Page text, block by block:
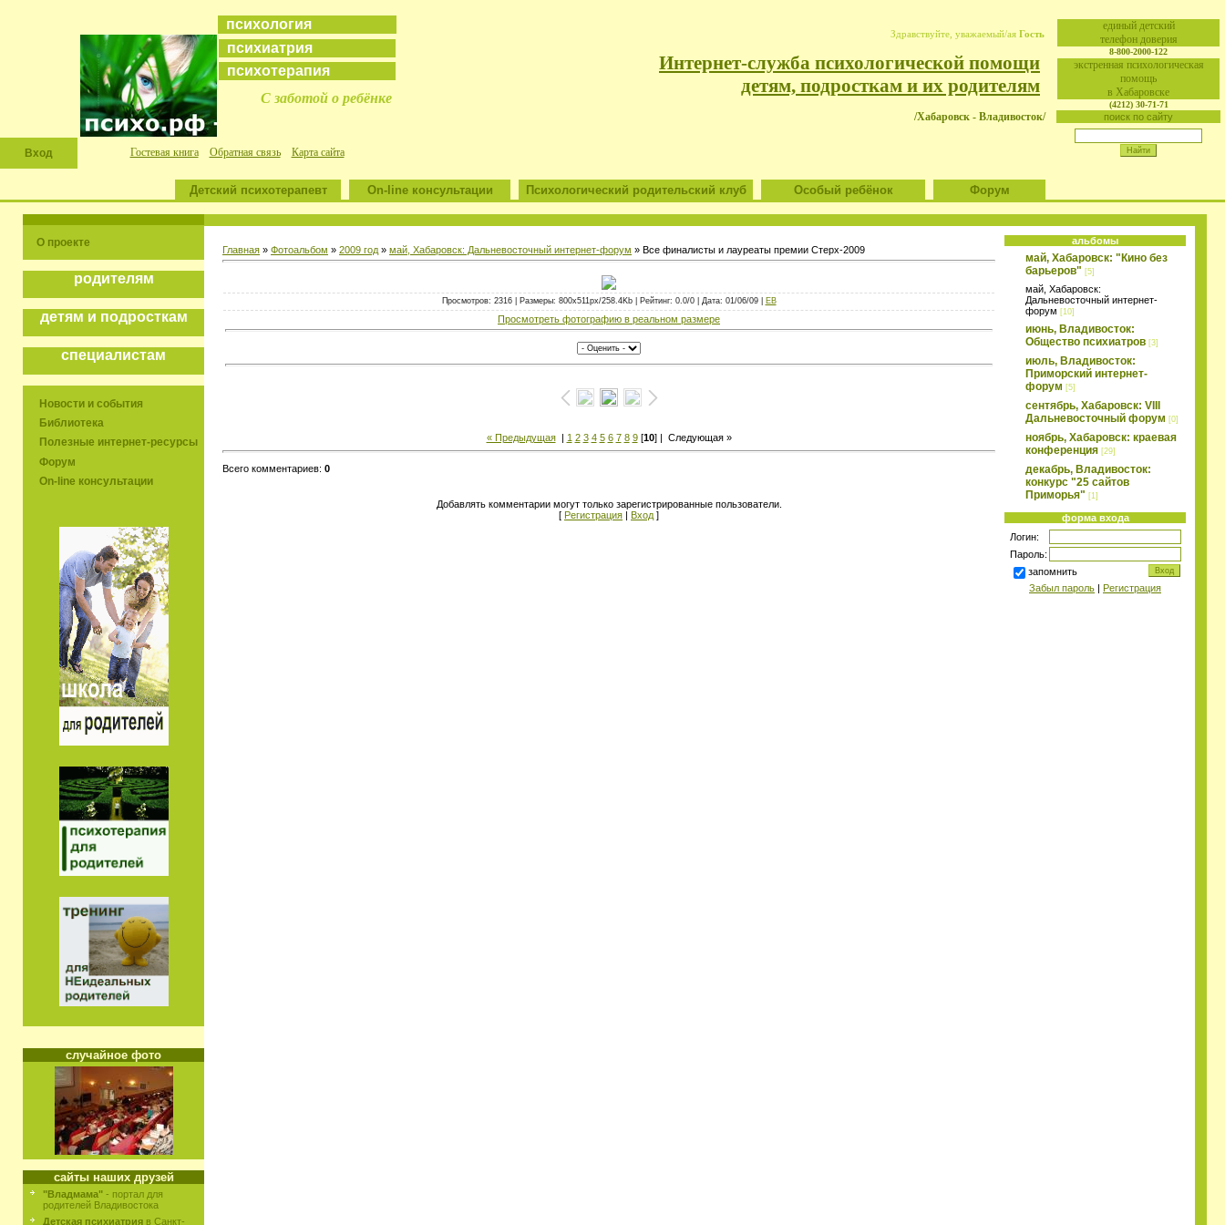
eдиный детский
телефон доверия
8-800-2000-122
экстренная психологическая
помощь
в Хабаровске
(4212) 30-71-71
поиск по сайту
психология
психиатрия
психотерапия
С заботой о ребёнке
Здравствуйте, уважаемый/ая Гость
Интернет-служба психологической помощи
детям, подросткам и их родителям
/Хабаровск - Владивосток/
Вход Гостевая книга Обратная связь Карта сайта
Детский психотерапевт On-line консультации Психологический родительский клуб Особый ребёнок Форум
О проекте
родителям
детям и подросткам
специалистам
Новости и события
Библиотека
Полезные интернет-ресурсы
Форум
On-line консультации
случайное фото
сайты наших друзей
"Владмама" - портал для
родителей Владивостока
Детская психиатрия в Санкт-
Главная » Фотоальбом » 2009 год » май, Хабаровск: Дальневосточный интернет-форум » Все финалисты и лауреаты премии Стерх-2009
Просмотров: 2316 | Размеры: 800x511px/258.4Kb | Рейтинг: 0.0/0 | Дата: 01/06/09 | ЕВ
Просмотреть фотографию в реальном размере
« Предыдущая| 1 2 3 4 5 6 7 8 9[10] | Следующая »
Всего комментариев: 0
Добавлять комментарии могут только зарегистрированные пользователи.
[ Регистрация Вход ]
альбомы
май, Хабаровск: "Кино без
барьеров" [5]
май, Хабаровск:
Дальневосточный интернет-
форум [10]
июнь, Владивосток:
Общество психиатров [3]
июль, Владивосток:
Приморский интернет-
форум [5]
сентябрь, Хабаровск: VIII
Дальневосточный форум [0]
ноябрь, Хабаровск: краевая
конференция [29]
декабрь, Владивосток:
конкурс "25 сайтов
Приморья" [1]
форма входа
Логин:
Пароль:
запомнить
Забыл пароль | Регистрация